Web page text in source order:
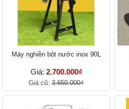
Máy nghiền bột nước inox 90L
Giá: 2.700.000₫
Giá cũ: 3.650.000₫